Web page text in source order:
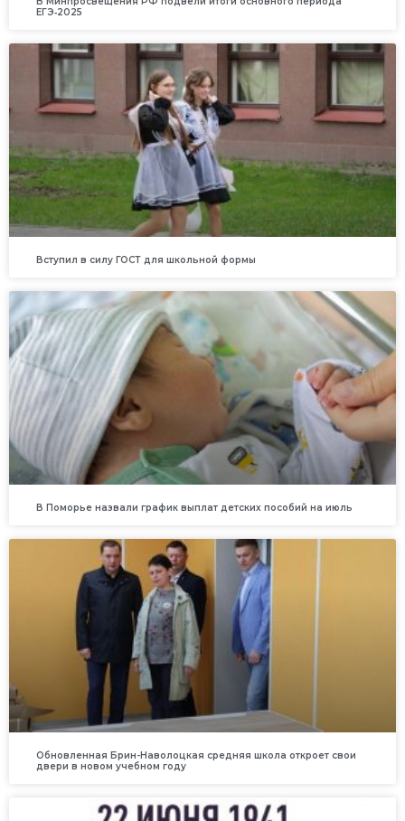
ЕГЭ‑2025
Вступил в силу ГОСТ для школьной формы
В Поморье назвали график выплат детских пособий на июль
Обновленная Брин-Наволоцкая средняя школа откроет свои
двери в новом учебном году